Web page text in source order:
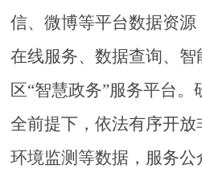
信、微博等平台数据资源
在线服务、数据查询、
区“智慧政务”服务平台
全前提下，依法有序开放
环境监测等数据，服务公